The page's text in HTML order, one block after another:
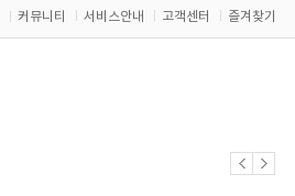
커뮤니티 서비스안내 고객센터 즐겨찾기